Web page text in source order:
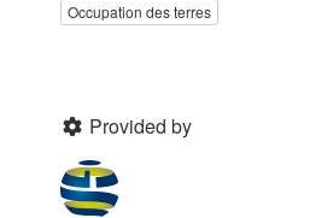
Occupation des terres
Provided by